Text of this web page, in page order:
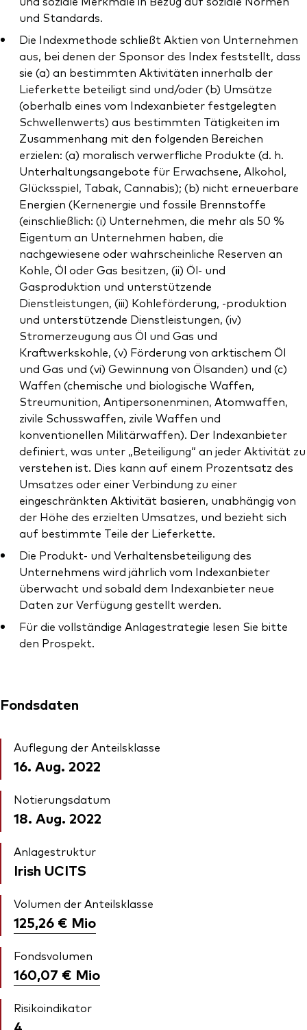
und Standards.
Die Indexmethode schließt Aktien von Unternehmen
aus, bei denen der Sponsor des Index feststellt, dass
sie (a) an bestimmten Aktivitäten innerhalb der
Lieferkette beteiligt sind und/oder (b) Umsätze
(oberhalb eines vom Indexanbieter festgelegten
Schwellenwerts) aus bestimmten Tätigkeiten im
Zusammenhang mit den folgenden Bereichen
erzielen: (a) moralisch verwerfliche Produkte (d. h.
Unterhaltungsangebote für Erwachsene, Alkohol,
Glücksspiel, Tabak, Cannabis); (b) nicht erneuerbare
Energien (Kernenergie und fossile Brennstoffe
(einschließlich: (i) Unternehmen, die mehr als 50 %
Eigentum an Unternehmen haben, die
nachgewiesene oder wahrscheinliche Reserven an
Kohle, Öl oder Gas besitzen, (ii) Öl- und
Gasproduktion und unterstützende
Dienstleistungen, (iii) Kohleförderung, -produktion
und unterstützende Dienstleistungen, (iv)
Stromerzeugung aus Öl und Gas und
Kraftwerkskohle, (v) Förderung von arktischem Öl
und Gas und (vi) Gewinnung von Ölsanden) und (c)
Waffen (chemische und biologische Waffen,
Streumunition, Antipersonenminen, Atomwaffen,
zivile Schusswaffen, zivile Waffen und
konventionellen Militärwaffen). Der Indexanbieter
definiert, was unter „Beteiligung“ an jeder Aktivität zu
verstehen ist. Dies kann auf einem Prozentsatz des
Umsatzes oder einer Verbindung zu einer
eingeschränkten Aktivität basieren, unabhängig von
der Höhe des erzielten Umsatzes, und bezieht sich
auf bestimmte Teile der Lieferkette.
Die Produkt- und Verhaltensbeteiligung des
Unternehmens wird jährlich vom Indexanbieter
überwacht und sobald dem Indexanbieter neue
Daten zur Verfügung gestellt werden.
Für die vollständige Anlagestrategie lesen Sie bitte
den Prospekt.
Fondsdaten
Auflegung der Anteilsklasse
16. Aug. 2022
Notierungsdatum
18. Aug. 2022
Anlagestruktur
Irish UCITS
Volumen der Anteilsklasse
125,26 € Mio
Fondsvolumen
160,07 € Mio
Risikoindikator